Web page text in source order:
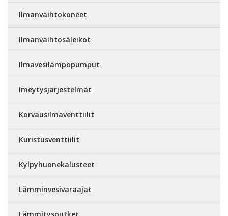
Ilmanvaihtokoneet
Ilmanvaihtosäleiköt
Ilmavesilämpöpumput
Imeytysjärjestelmät
Korvausilmaventtiilit
Kuristusventtiilit
Kylpyhuonekalusteet
Lämminvesivaraajat